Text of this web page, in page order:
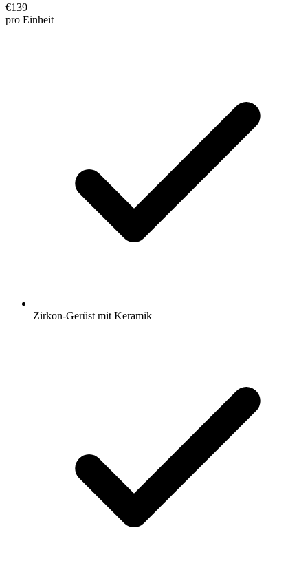
€139
pro Einheit
Zirkon-Gerüst mit Keramik